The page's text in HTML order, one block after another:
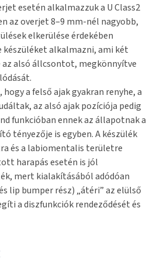
esetén alkalmazzuk a U Class2
az overjet 8–9 mm-nél nagyobb,
elkerülése érdekében
készüléket alkalmazni, ami két
az alsó állcsontot, megkönnyítve
a felső ajak gyakran renyhe, a
az alsó ajak pozíciója pedig
funkcióban ennek az állapotnak a
tényezője is egyben. A készülék
és a labiomentalis területre
harapás esetén is jól
mert kialakításából adódóan
lip bumper rész) „átéri” az elülső
a diszfunkciók rendeződését és